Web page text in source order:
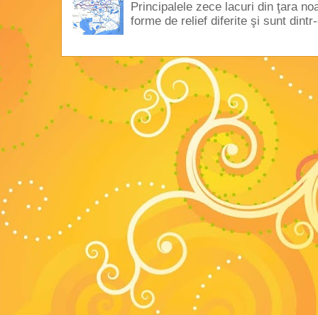
Principalele zece lacuri din ţara
forme de relief diferite şi sunt